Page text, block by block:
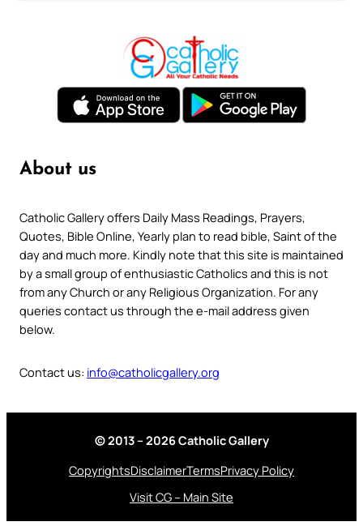
About us
Catholic Gallery offers Daily Mass Readings, Prayers,
Quotes, Bible Online, Yearly plan to read bible, Saint of the
day and much more. Kindly note that this site is maintained
by a small group of enthusiastic Catholics and this is not
from any Church or any Religious Organization. For any
queries contact us through the e-mail address given
below.
Contact us: info@catholicgallery.org
© 2013 – 2026 Catholic Gallery
CopyrightsDisclaimerTermsPrivacy Policy
Visit CG – Main Site